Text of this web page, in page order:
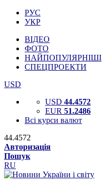
РУС
УКР
ВІДЕО
ФОТО
НАЙПОПУЛЯРНІШІ
СПЕЦПРОЕКТИ
USD
USD 44.4572
EUR 51.2486
Всі курси валют
44.4572
Авторизація
Пошук
RU